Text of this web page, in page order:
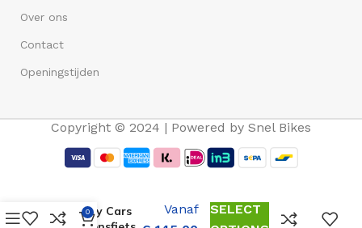
Over ons
Contact
Openingstijden
Copyright © 2024 | Powered by Snel Bikes
Disney Cars
Vanaf
SELECT
0